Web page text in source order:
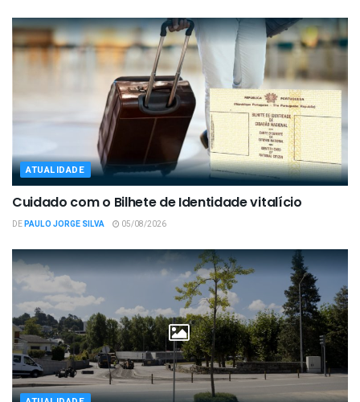
ATUALIDADE
Cuidado com o Bilhete de Identidade vitalício
DEPAULO JORGE SILVA 05/08/2026